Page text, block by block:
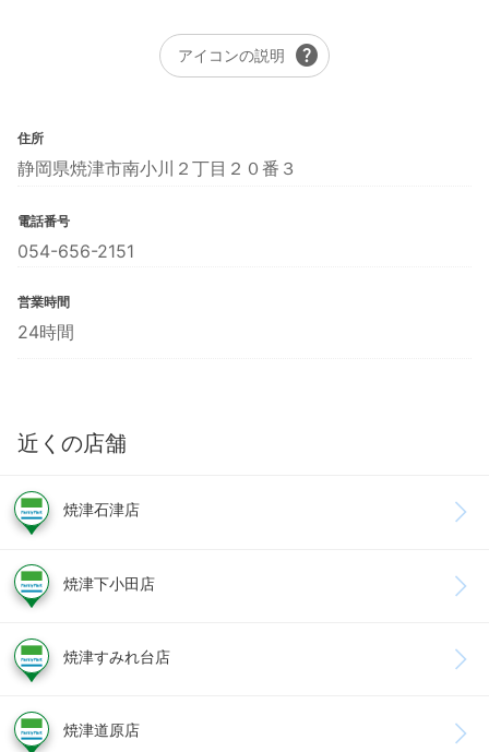
アイコンの説明 help
住所
静岡県焼津市南小川２丁目２０番３
電話番号
054-656-2151
営業時間
24時間
近くの店舗
焼津石津店
焼津下小田店
焼津すみれ台店
焼津道原店